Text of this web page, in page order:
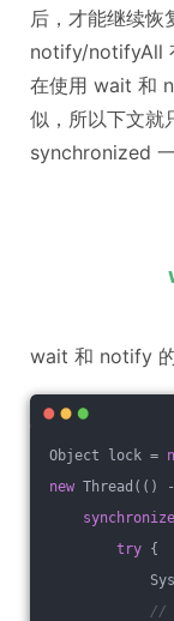
后，才能继续
notify/notifyAll
在使用 wait 和
似，所以下文就
synchronized 一
wait 和 notify 的
Object lock =
new Thread(()
try {
//